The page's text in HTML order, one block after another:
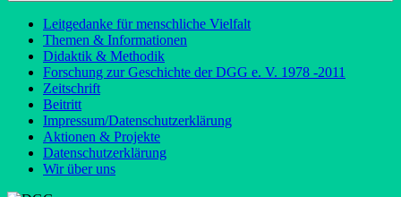
Leitgedanke für menschliche Vielfalt
Themen & Informationen
Didaktik & Methodik
Forschung zur Geschichte der DGG e. V. 1978 -2011
Zeitschrift
Beitritt
Impressum/Datenschutzerklärung
Aktionen & Projekte
Datenschutzerklärung
Wir über uns